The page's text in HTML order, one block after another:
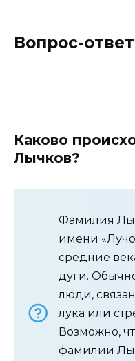
Вопрос-ответ
Каково
Лычков?
Фамилия
имени
средние
дуги.
люди,
лука или
Возможно,
фамилии